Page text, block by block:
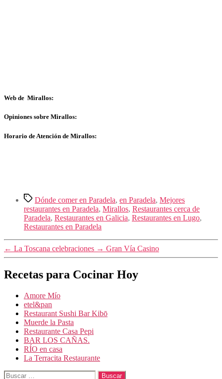
Web de Mirallos:
Opiniones sobre Mirallos:
Horario de Atención de Mirallos:
Etiquetas
Dónde comer en Paradela, en Paradela, Mejores
restaurantes en Paradela, Mirallos, Restaurantes cerca de
Paradela, Restaurantes en Galicia, Restaurantes en Lugo,
Restaurantes en Paradela
← La Toscana celebraciones → Gran Vía Casino
Recetas para Cocinar Hoy
Amore Mío
etel&pan
Restaurant Sushi Bar Kibō
Muerde la Pasta
Restaurante Casa Pepi
BAR LOS CAÑAS.
RÍO en casa
La Terracita Restaurante
Buscar: